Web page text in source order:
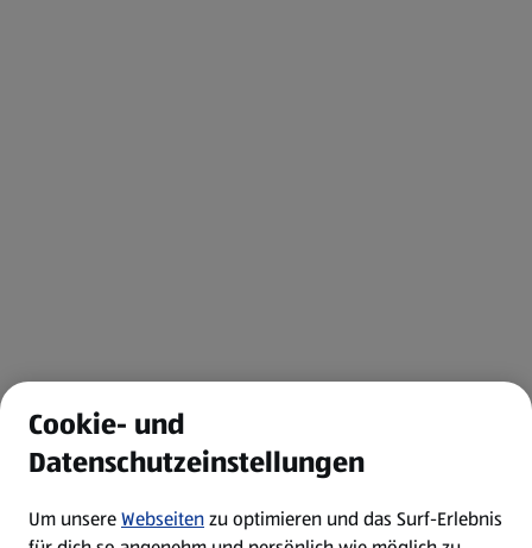
Cookie- und
Datenschutzeinstellungen
Um unsereWebseitenzu optimieren und das Surf-Erlebnis